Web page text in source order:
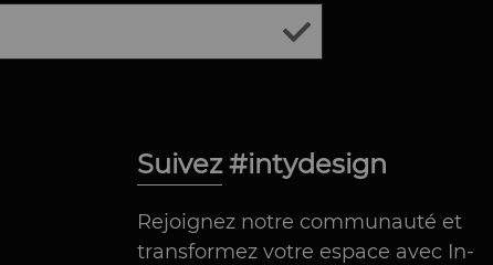
Suivez #intydesign
Rejoignez notre communauté et
transformez votre espace avec In-